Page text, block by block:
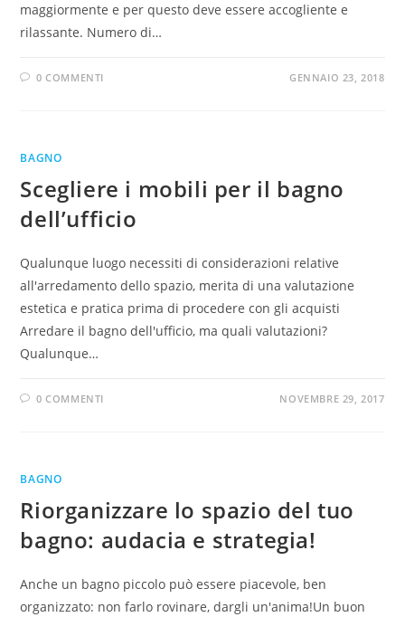
maggiormente e per questo deve essere accogliente e
rilassante. Numero di…
0 COMMENTI GENNAIO 23, 2018
BAGNO
Scegliere i mobili per il bagno
dell’ufficio
Qualunque luogo necessiti di considerazioni relative
all'arredamento dello spazio, merita di una valutazione
estetica e pratica prima di procedere con gli acquisti
Arredare il bagno dell'ufficio, ma quali valutazioni?
Qualunque…
0 COMMENTI NOVEMBRE 29, 2017
BAGNO
Riorganizzare lo spazio del tuo
bagno: audacia e strategia!
Anche un bagno piccolo può essere piacevole, ben
organizzato: non farlo rovinare, dargli un'anima!Un buon